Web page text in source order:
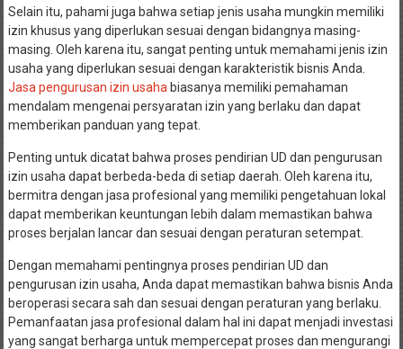
Selain itu, pahami juga bahwa setiap jenis usaha mungkin memiliki
izin khusus yang diperlukan sesuai dengan bidangnya masing-
masing. Oleh karena itu, sangat penting untuk memahami jenis izin
usaha yang diperlukan sesuai dengan karakteristik bisnis Anda.
Jasa pengurusan izin usahabiasanya memiliki pemahaman
mendalam mengenai persyaratan izin yang berlaku dan dapat
memberikan panduan yang tepat.
Penting untuk dicatat bahwa proses pendirian UD dan pengurusan
izin usaha dapat berbeda-beda di setiap daerah. Oleh karena itu,
bermitra dengan jasa profesional yang memiliki pengetahuan lokal
dapat memberikan keuntungan lebih dalam memastikan bahwa
proses berjalan lancar dan sesuai dengan peraturan setempat.
Dengan memahami pentingnya proses pendirian UD dan
pengurusan izin usaha, Anda dapat memastikan bahwa bisnis Anda
beroperasi secara sah dan sesuai dengan peraturan yang berlaku.
Pemanfaatan jasa profesional dalam hal ini dapat menjadi investasi
yang sangat berharga untuk mempercepat proses dan mengurangi